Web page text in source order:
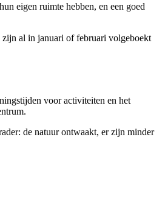
eigen ruimte hebben, en een goed
al in januari of februari volgeboekt
voor activiteiten en het
de natuur ontwaakt, er zijn minder